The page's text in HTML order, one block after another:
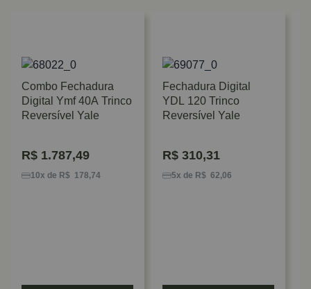
Combo Fechadura
Digital Ymf 40A Trinco
Reversível Yale
R$ 1.787,49
10x de R$ 178,74
Fechadura Digital
YDL 120 Trinco
Reversível Yale
R$ 310,31
5x de R$ 62,06